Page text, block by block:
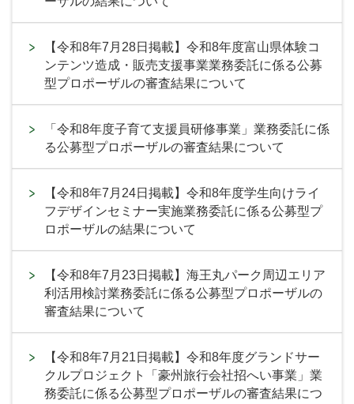
【令和8年7月28日掲載】令和8年度富山県体験コ
ンテンツ造成・販売支援事業業務委託に係る公募
型プロポーザルの審査結果について
「令和8年度子育て支援員研修事業」業務委託に係
る公募型プロポーザルの審査結果について
【令和8年7月24日掲載】令和8年度学生向けライ
フデザインセミナー実施業務委託に係る公募型プ
ロポーザルの結果について
【令和8年7月23日掲載】海王丸パーク周辺エリア
利活用検討業務委託に係る公募型プロポーザルの
審査結果について
【令和8年7月21日掲載】令和8年度グランドサー
クルプロジェクト「豪州旅行会社招へい事業」業
務委託に係る公募型プロポーザルの審査結果につ